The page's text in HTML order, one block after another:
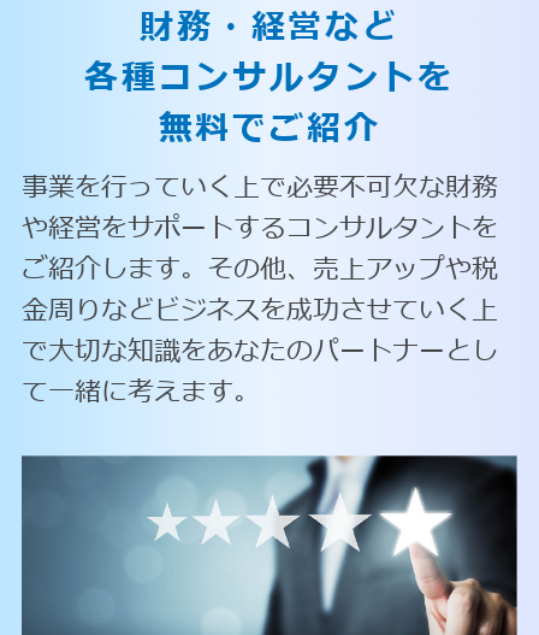
財務・経営など
各種コンサルタントを
無料でご紹介
事業を行っていく上で必要不可欠な財務
や経営をサポートするコンサルタントを
ご紹介します。その他、売上アップや税
金周りなどビジネスを成功させていく上
で大切な知識をあなたのパートナーとし
て一緒に考えます。